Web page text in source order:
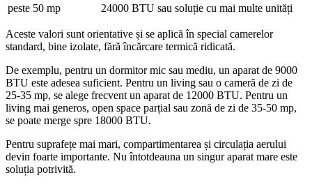
peste 50 mp
24000 BTU sau soluție cu mai multe unități
Aceste valori sunt orientative și se aplică în special camerelor
standard, bine izolate, fără încărcare termică ridicată.
De exemplu, pentru un dormitor mic sau mediu, un aparat de 9000
BTU este adesea suficient. Pentru un living sau o cameră de zi de
25-35 mp, se alege frecvent un aparat de 12000 BTU. Pentru un
living mai generos, open space parțial sau zonă de zi de 35-50 mp,
se poate merge spre 18000 BTU.
Pentru suprafețe mai mari, compartimentarea și circulația aerului
devin foarte importante. Nu întotdeauna un singur aparat mare este
soluția potrivită.